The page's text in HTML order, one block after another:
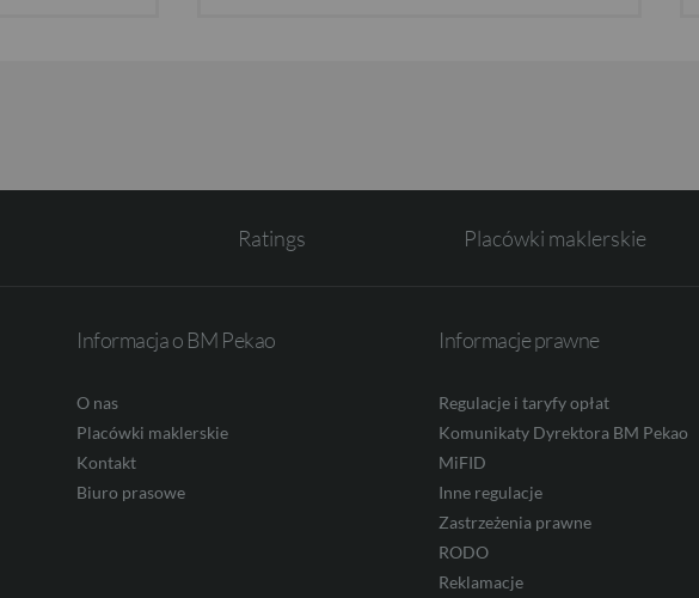
Ratings Placówki maklerskie
Informacja o BM Pekao
O nas
Placówki maklerskie
Kontakt
Biuro prasowe
Informacje prawne
Regulacje i taryfy opłat
Komunikaty Dyrektora BM Pekao
MiFID
Inne regulacje
Zastrzeżenia prawne
RODO
Reklamacje